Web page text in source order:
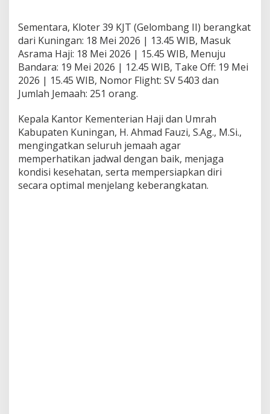
Sementara, Kloter 39 KJT (Gelombang II) berangkat
dari Kuningan: 18 Mei 2026 | 13.45 WIB, Masuk
Asrama Haji: 18 Mei 2026 | 15.45 WIB, Menuju
Bandara: 19 Mei 2026 | 12.45 WIB, Take Off: 19 Mei
2026 | 15.45 WIB, Nomor Flight: SV 5403 dan
Jumlah Jemaah: 251 orang.
Kepala Kantor Kementerian Haji dan Umrah
Kabupaten Kuningan, H. Ahmad Fauzi, S.Ag., M.Si.,
mengingatkan seluruh jemaah agar
memperhatikan jadwal dengan baik, menjaga
kondisi kesehatan, serta mempersiapkan diri
secara optimal menjelang keberangkatan.